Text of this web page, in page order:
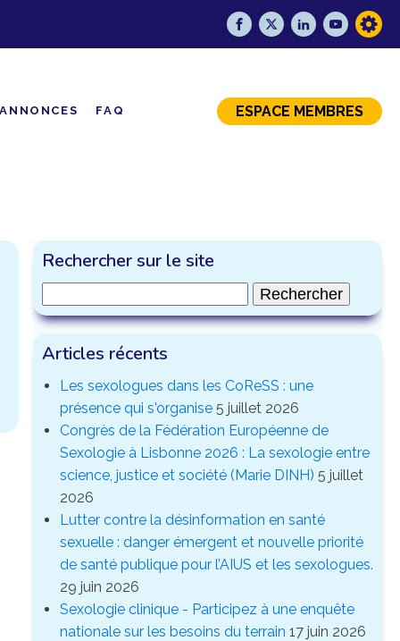
ANNONCES FAQ ESPACE MEMBRES
Rechercher sur le site
Articles récents
Les sexologues dans les CoReSS : une
présence qui s'organise 5 juillet 2026
Congrès de la Fédération Européenne de
Sexologie à Lisbonne 2026 : La sexologie entre
science, justice et société (Marie DINH) 5 juillet
2026
Lutter contre la désinformation en santé
sexuelle : danger émergent et nouvelle priorité
de santé publique pour l’AIUS et les sexologues.
29 juin 2026
Sexologie clinique - Participez à une enquête
nationale sur les besoins du terrain 17 juin 2026